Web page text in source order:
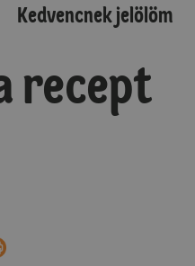
Kedvencnek jelölöm
recept